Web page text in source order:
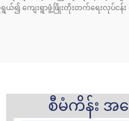
ယ်၍ ကျေးရွာဖွံ့ဖြိုးတိုးတက်ရေးလုပ်ငန်း
စီမံကိန်း အခ